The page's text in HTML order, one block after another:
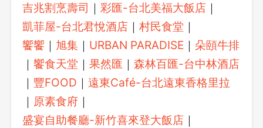
吉兆割烹壽司 ｜彩匯-台北美福大飯店 ｜
凱菲屋-台北君悅酒店 ｜村民食堂 ｜
饗饗 ｜ 旭集 ｜ URBAN PARADISE ｜ 朵頤牛排
｜饗食天堂 ｜果然匯 ｜森林百匯-台中林酒店
｜ 豐FOOD ｜遠東Café-台北遠東香格里拉
｜ 原素食府 ｜
盛宴自助餐廳-新竹喜來登大飯店 ｜